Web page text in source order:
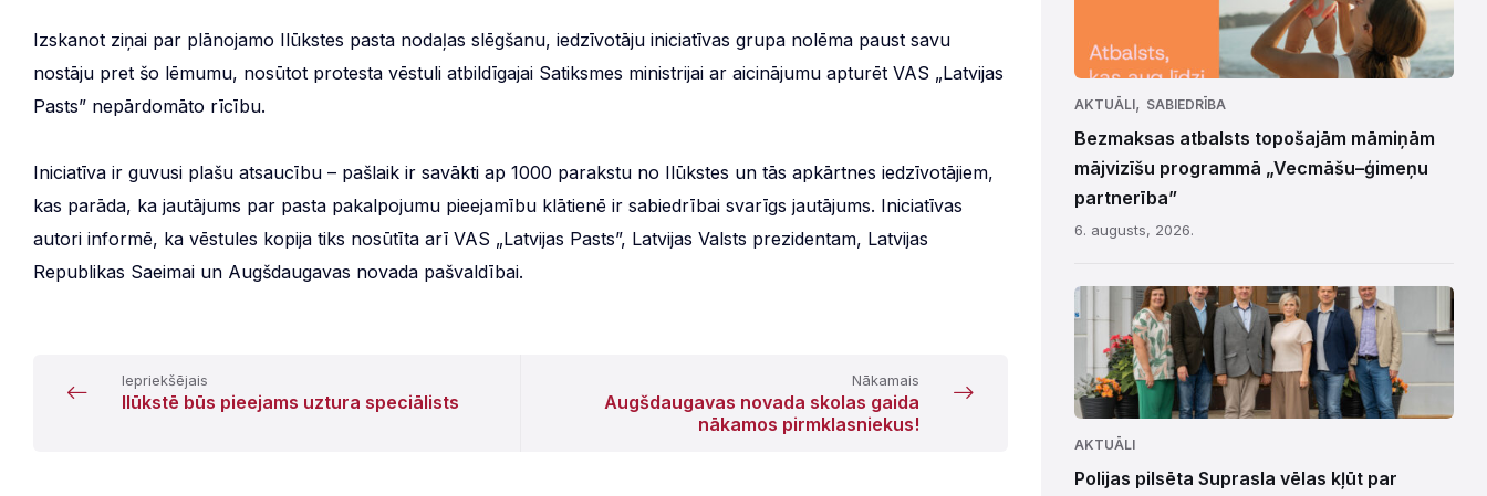
Izskanot ziņai par plānojamo Ilūkstes pasta nodaļas slēgšanu, iedzīvotāju iniciatīvas grupa nolēma paust savu
nostāju pret šo lēmumu, nosūtot protesta vēstuli atbildīgajai Satiksmes ministrijai ar aicinājumu apturēt VAS „Latvijas
Pasts” nepārdomāto rīcību.
Iniciatīva ir guvusi plašu atsaucību – pašlaik ir savākti ap 1000 parakstu no Ilūkstes un tās apkārtnes iedzīvotājiem,
kas parāda, ka jautājums par pasta pakalpojumu pieejamību klātienē ir sabiedrībai svarīgs jautājums. Iniciatīvas
autori informē, ka vēstules kopija tiks nosūtīta arī VAS „Latvijas Pasts”, Latvijas Valsts prezidentam, Latvijas
Republikas Saeimai un Augšdaugavas novada pašvaldībai.
Iepriekšējais
Ilūkstē būs pieejams uztura speciālists
Nākamais
Augšdaugavas novada skolas gaida
nākamos pirmklasniekus!
AKTUĀLI, SABIEDRĪBA
Bezmaksas atbalsts topošajām māmiņām
mājvizīšu programmā „Vecmāšu–ģimeņu
partnerība”
6. augusts, 2026.
AKTUĀLI
Polijas pilsēta Suprasla vēlas kļūt par